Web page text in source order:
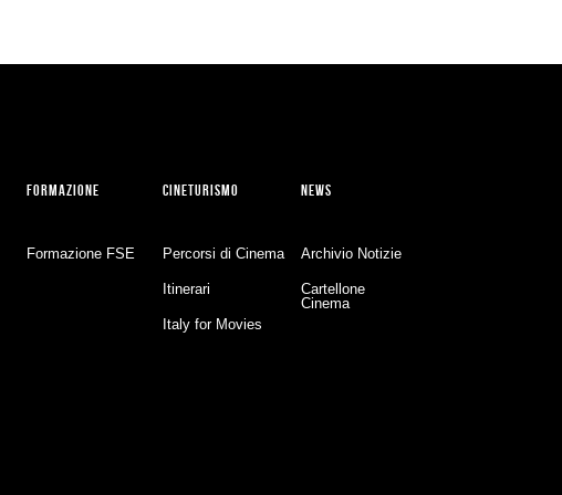
FORMAZIONE
Formazione FSE
CINETURISMO
Percorsi di Cinema
Itinerari
Italy for Movies
NEWS
Archivio Notizie
Cartellone
Cinema